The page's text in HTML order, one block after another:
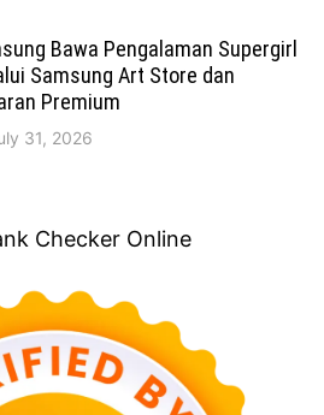
Bawa Pengalaman Supergirl
Samsung Art Store dan
Premium
31, 2026
Checker Online